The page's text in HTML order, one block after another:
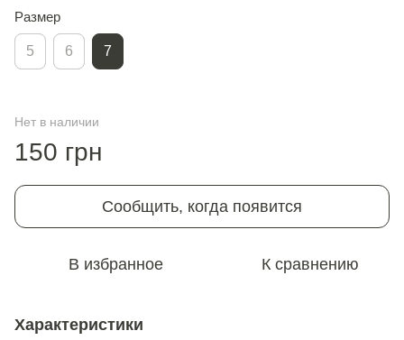
Размер
5 6 7
Нет в наличии
150 грн
Сообщить, когда появится
В избранное К сравнению
Характеристики